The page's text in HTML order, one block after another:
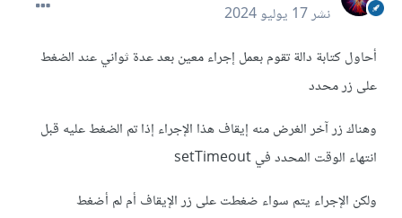
نشر17 يوليو 2024
أحاول كتابة دالة تقوم بعمل إجراء معين بعد عدة ثواني عند الضغط
على زر محدد
وهناك زر آخر الغرض منه إيقاف هذا الإجراء إذا تم الضغط عليه قبل
انتهاء الوقت المحدد في setTimeout
ولكن الإجراء يتم سواء ضغطت على زر الإيقاف أم لم أضغط